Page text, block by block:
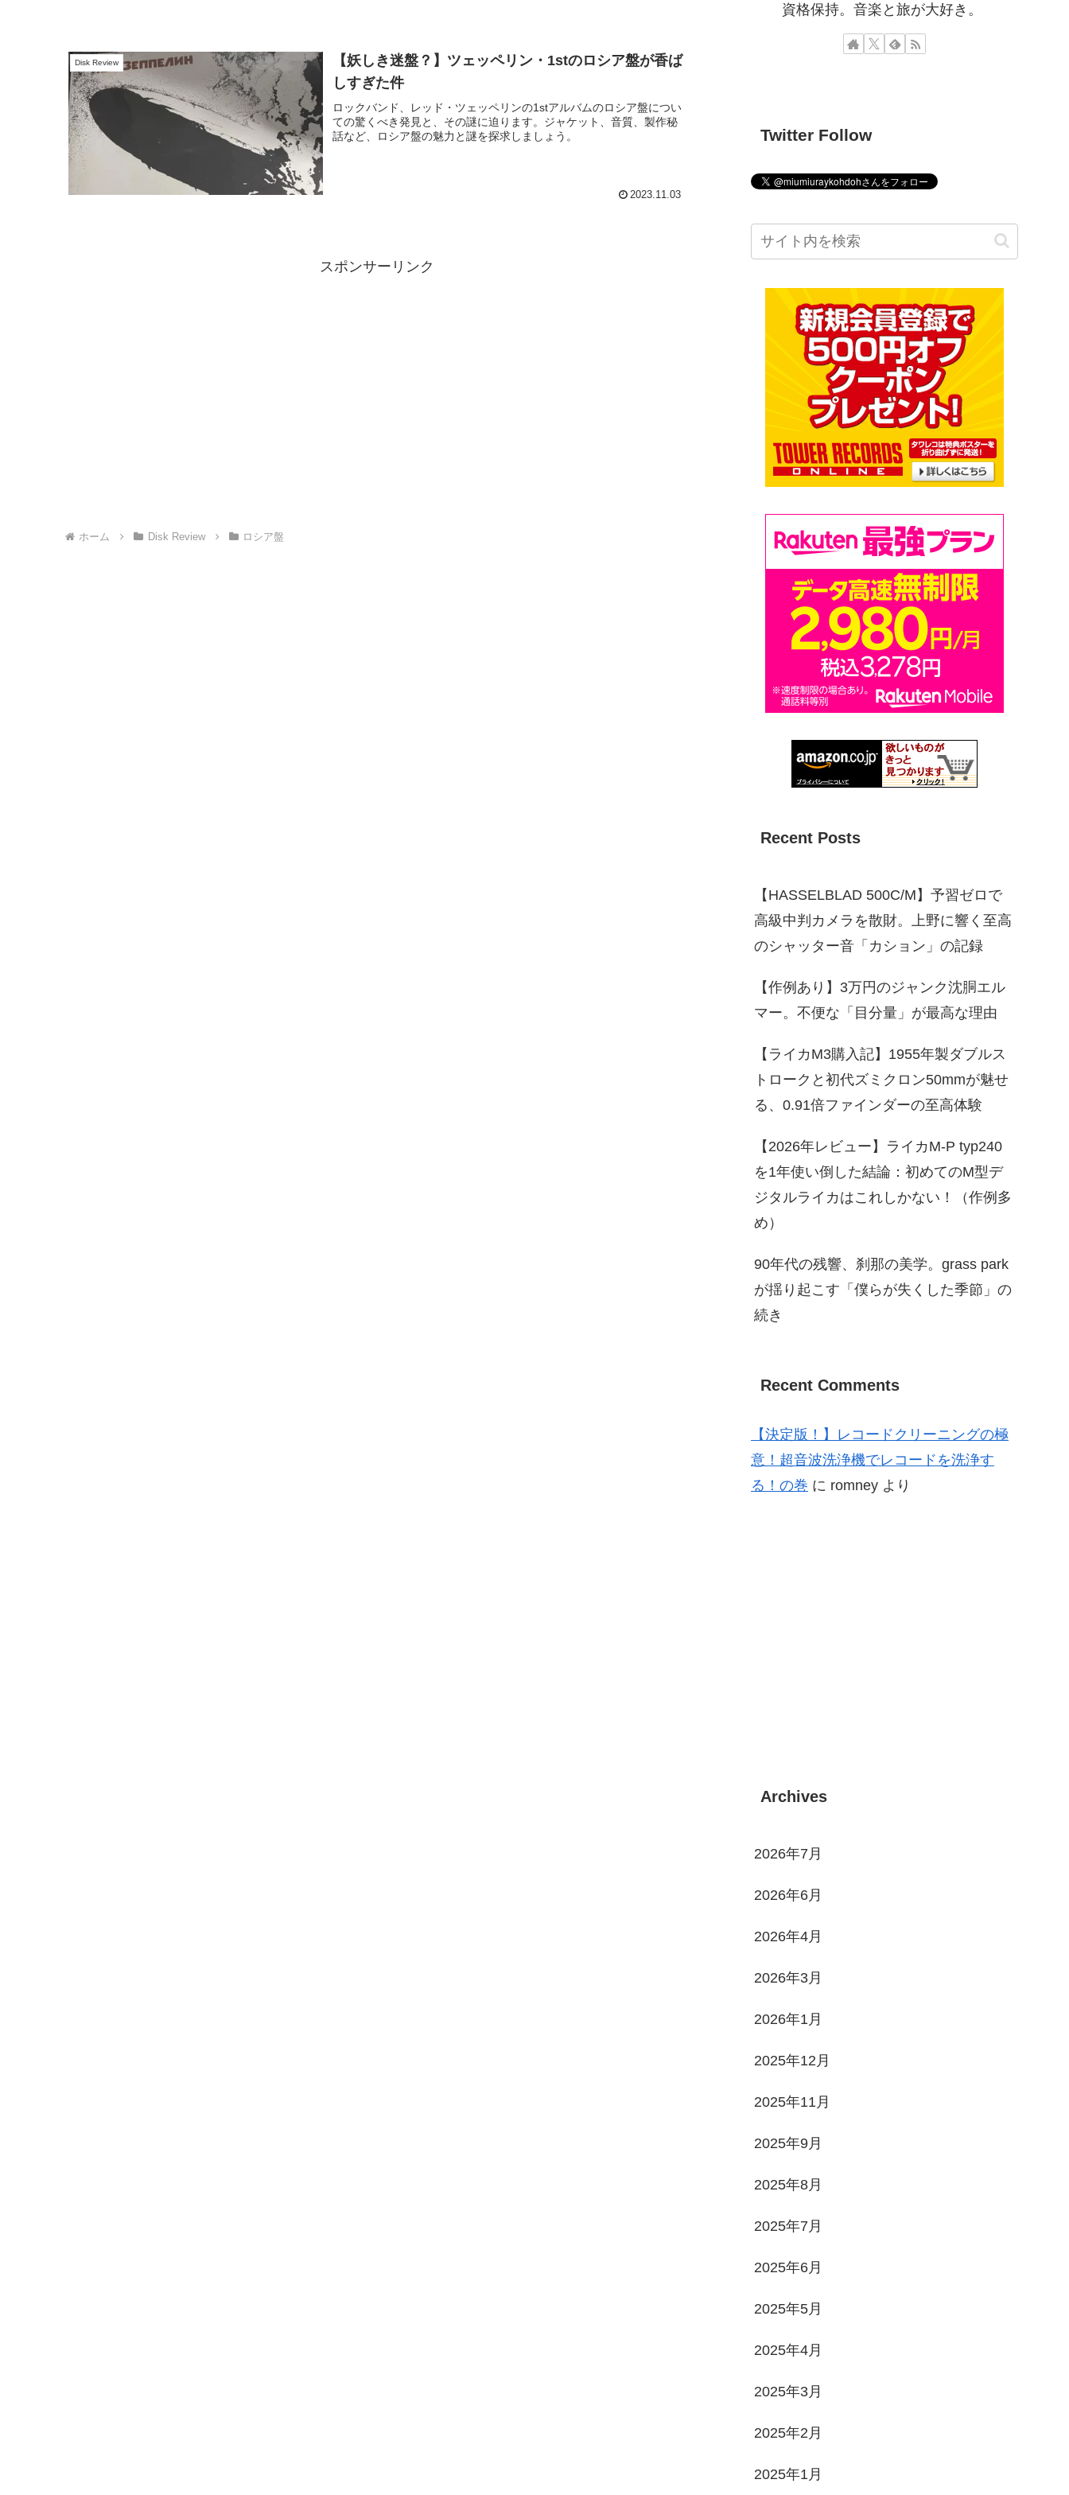
Disk Review
【妖しき迷盤？】ツェッペリン・1stのロシア盤が香ば
しすぎた件
ロックバンド、レッド・ツェッペリンの1stアルバムのロシア盤につい
ての驚くべき発見と、その謎に迫ります。ジャケット、音質、製作秘
話など、ロシア盤の魅力と謎を探求しましょう。
2023.11.03
スポンサーリンク
ホーム Disk Review ロシア盤
資格保持。音楽と旅が大好き。
Twitter Follow
Recent Posts
【HASSELBLAD 500C/M】予習ゼロで
高級中判カメラを散財。上野に響く至高
のシャッター音「カション」の記録
【作例あり】3万円のジャンク沈胴エル
マー。不便な「目分量」が最高な理由
【ライカM3購入記】1955年製ダブルス
トロークと初代ズミクロン50mmが魅せ
る、0.91倍ファインダーの至高体験
【2026年レビュー】ライカM-P typ240
を1年使い倒した結論：初めてのM型デ
ジタルライカはこれしかない！（作例多
め）
90年代の残響、刹那の美学。grass park
が揺り起こす「僕らが失くした季節」の
続き
Recent Comments
【決定版！】レコードクリーニングの極
意！超音波洗浄機でレコードを洗浄す
る！の巻 に romney より
Archives
2026年7月
2026年6月
2026年4月
2026年3月
2026年1月
2025年12月
2025年11月
2025年9月
2025年8月
2025年7月
2025年6月
2025年5月
2025年4月
2025年3月
2025年2月
2025年1月